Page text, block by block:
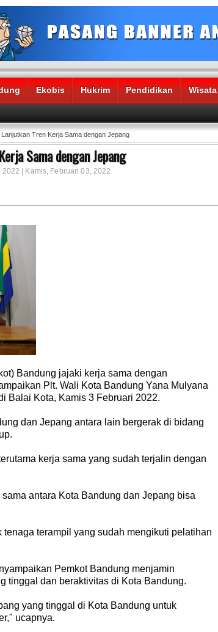
Ekobis Hukrim Pendidikan Wisata
Tren Kerja Sama dengan Jepang
Sama dengan Jepang
| Kamis, Februari 03, 2022
Bandung jajaki kerja sama dengan
Plt. Wali Kota Bandung Yana Mulyana
Balai Kota, Kamis 3 Februari 2022.
dan Jepang antara lain bergerak di bidang
kerja sama yang sudah terjalin dengan
antara Kota Bandung dan Jepang bisa
tenaga terampil yang sudah mengikuti pelatihan
Pemkot Bandung menjamin
tinggal dan beraktivitas di Kota Bandung.
yang tinggal di Kota Bandung untuk
ucapnya.